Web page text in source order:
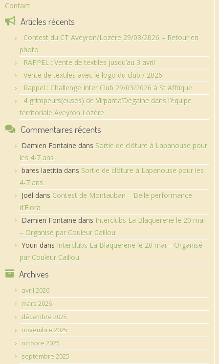
Contact
Articles récents
Contest du CT Aveyron/Lozère 29/03/2026 – Retour en
photo
RAPPEL : Vente de textiles jusqu’au 3 avril
Vente de textiles avec le logo du club / 2026
Rappel : Challenge Inter Club 29/03/2026 à St Affrique
4 grimpeurs(euses) de Virpama’Dégaine dans l’équipe
territoriale Aveyron Lozère
Commentaires récents
Damien Fontaine dans Sortie de clôture à Lapanouse pour
les 4-7 ans
bares laetitia dans Sortie de clôture à Lapanouse pour les
4-7 ans
Joël dans Contest de Montauban – Belle performance
d’Elora
Damien Fontaine dans Interclubs La Blaquererie le 20 mai
– Organisé par Couleur Caillou
Youri dans Interclubs La Blaquererie le 20 mai – Organisé
par Couleur Caillou
Archives
avril 2026
mars 2026
décembre 2025
novembre 2025
octobre 2025
septembre 2025